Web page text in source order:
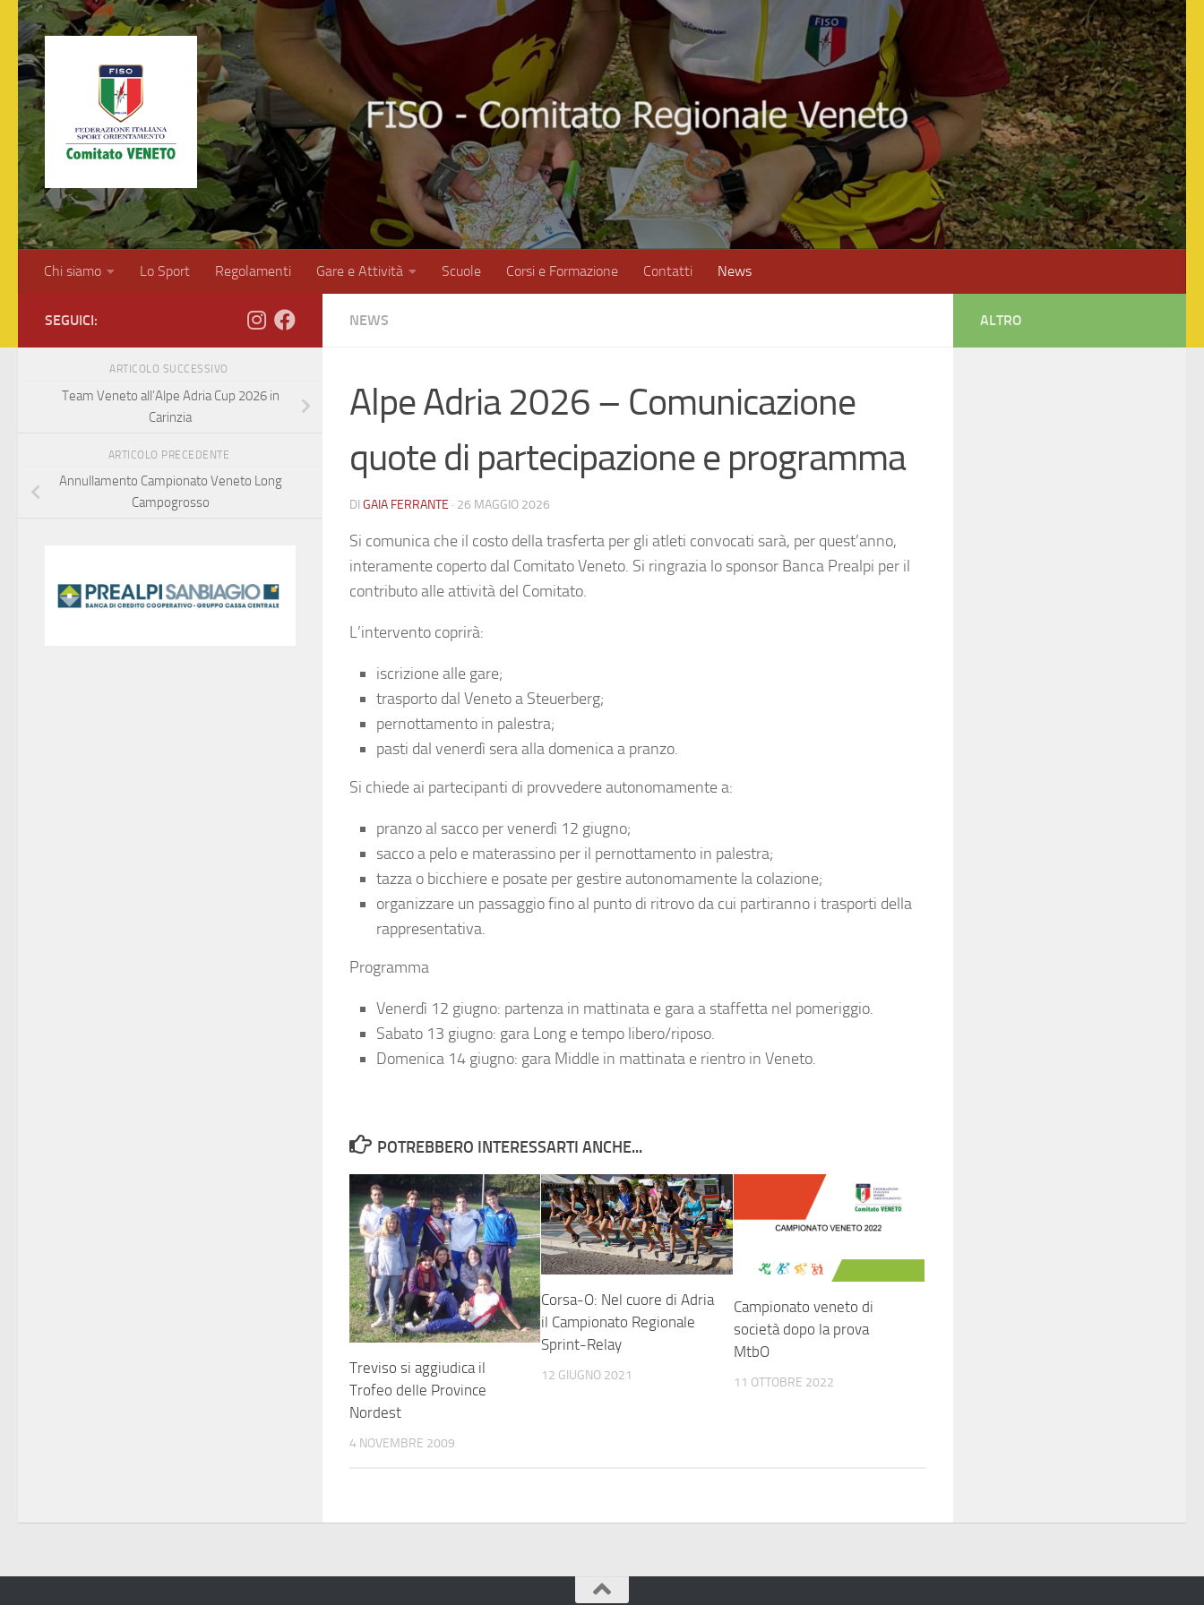
Salta al contenuto
Chi siamo Lo Sport Regolamenti Gare e Attività Scuole Corsi e Formazione Contatti News
NEWS
Alpe Adria 2026 – Comunicazione
quote di partecipazione e programma
DI GAIA FERRANTE · 26 MAGGIO 2026
Si comunica che il costo della trasferta per gli atleti convocati sarà, per quest’anno,
interamente coperto dal Comitato Veneto. Si ringrazia lo sponsor Banca Prealpi per il
contributo alle attività del Comitato.
L’intervento coprirà:
iscrizione alle gare;
trasporto dal Veneto a Steuerberg;
pernottamento in palestra;
pasti dal venerdì sera alla domenica a pranzo.
Si chiede ai partecipanti di provvedere autonomamente a:
pranzo al sacco per venerdì 12 giugno;
sacco a pelo e materassino per il pernottamento in palestra;
tazza o bicchiere e posate per gestire autonomamente la colazione;
organizzare un passaggio fino al punto di ritrovo da cui partiranno i trasporti della
rappresentativa.
Programma
Venerdì 12 giugno: partenza in mattinata e gara a staffetta nel pomeriggio.
Sabato 13 giugno: gara Long e tempo libero/riposo.
Domenica 14 giugno: gara Middle in mattinata e rientro in Veneto.
POTREBBERO INTERESSARTI ANCHE...
Treviso si aggiudica il
Trofeo delle Province
Nordest
4 NOVEMBRE 2009
Corsa-O: Nel cuore di Adria
il Campionato Regionale
Sprint-Relay
12 GIUGNO 2021
Campionato veneto di
società dopo la prova
MtbO
11 OTTOBRE 2022
SEGUICI:
ARTICOLO SUCCESSIVO
Team Veneto all’Alpe Adria Cup 2026 in
Carinzia
ARTICOLO PRECEDENTE
Annullamento Campionato Veneto Long
Campogrosso
ALTRO